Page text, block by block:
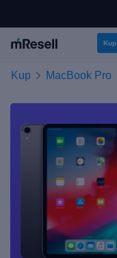
Kup
Kup MacBook Pro